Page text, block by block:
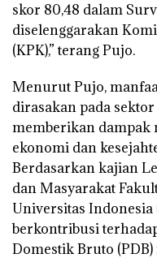
skor 80,48 dalam
diselenggarakan
(KPK),” terang Pujo.
Menurut Pujo,
dirasakan pada
memberikan dampak
ekonomi dan
Berdasarkan kajian
dan Masyarakat
Universitas Indonesia
berkontribusi
Domestik Bruto